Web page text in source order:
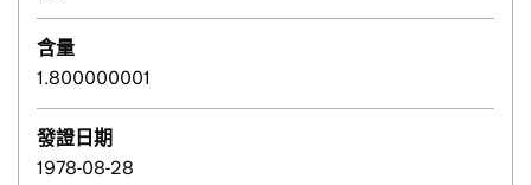
含量
1.800000001
發證日期
1978-08-28